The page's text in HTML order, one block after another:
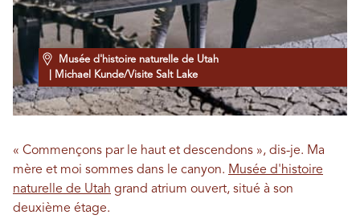
Musée d'histoire naturelle de Utah
| Michael Kunde/Visite Salt Lake
« Commençons par le haut et descendons », dis-je. Ma
mère et moi sommes dans le canyon. Musée d'histoire
naturelle de Utah grand atrium ouvert, situé à son
deuxième étage.